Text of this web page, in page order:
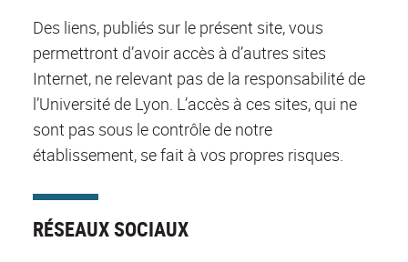
Des liens, publiés sur le présent site, vous
permettront d’avoir accès à d’autres sites
Internet, ne relevant pas de la responsabilité de
l’Université de Lyon. L’accès à ces sites, qui ne
sont pas sous le contrôle de notre
établissement, se fait à vos propres risques.
RÉSEAUX SOCIAUX